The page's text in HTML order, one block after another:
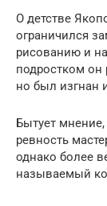
О детстве
ограничился
рисованию и
подростком он
но был изгнан
Бытует
ревность
однако более
называемый